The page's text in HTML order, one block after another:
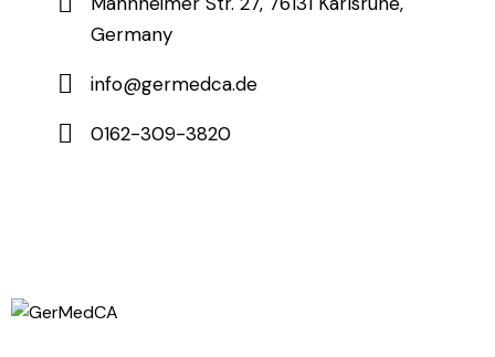
Germany
info@germedca.de
0162-309-3820